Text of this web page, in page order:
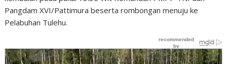
Pangdam XVI/Pattimura beserta rombongan menuju ke
Pelabuhan Tulehu.